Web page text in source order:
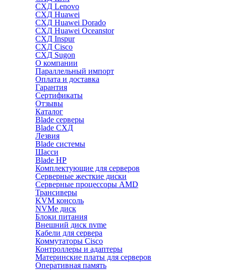
СХД Lenovo
СХД Huawei
СХД Huawei Dorado
СХД Huawei Oceanstor
СХД Inspur
СХД Cisco
СХД Sugon
О компании
Параллельный импорт
Оплата и доставка
Гарантия
Сертификаты
Отзывы
Каталог
Blade серверы
Blade СХД
Лезвия
Blade системы
Шасси
Blade HP
Комплектующие для серверов
Серверные жесткие диски
Серверные процессоры AMD
Трансиверы
KVM консоль
NVMe диск
Блоки питания
Внешний диск nvme
Кабели для сервера
Коммутаторы Cisco
Контроллеры и адаптеры
Материнские платы для серверов
Оперативная память